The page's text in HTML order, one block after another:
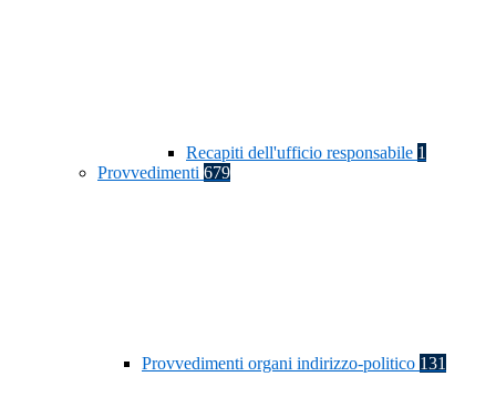
Recapiti dell'ufficio responsabile 1
Provvedimenti 679
Provvedimenti organi indirizzo-politico 131